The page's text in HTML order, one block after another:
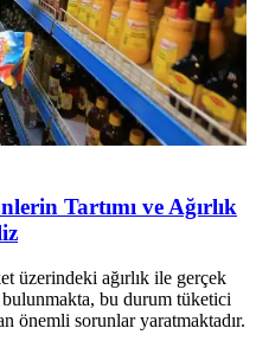
Tartımı ve Ağırlık
üzerindeki ağırlık ile gerçek
bulunmakta, bu durum tüketici
önemli sorunlar yaratmaktadır.